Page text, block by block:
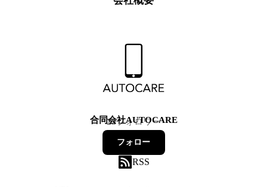
合同会社AUTOCARE
23フォロワー
フォロー
RSS